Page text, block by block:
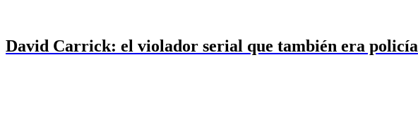
David Carrick: el violador serial que también era policía